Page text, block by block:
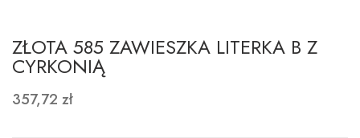
ZŁOTA 585 ZAWIESZKA LITERKA B Z
CYRKONIĄ
357,72 zł